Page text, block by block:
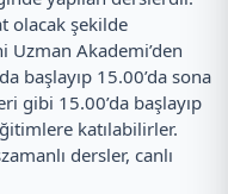
olacak şekilde
Uzman Akademi’den
başlayıp 15.00’da sona
gibi 15.00’da başlayıp
katılabilirler.
dersler, canlı